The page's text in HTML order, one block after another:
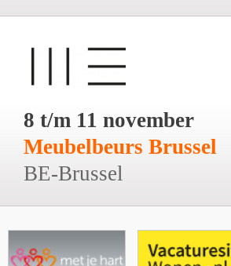
8 t/m 11 november
Meubelbeurs Brussel
BE-Brussel